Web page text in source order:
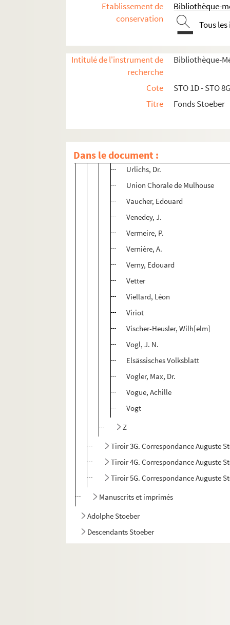
Etablissement de
conservation
Bibliothèque-
Tous
Intitulé de l'instrument de
recherche
Bibliothèque-
Cote
STO 1D - STO
Titre
Fonds Stoeber
Dans le document :
K.b
Ma-Me
N
O
Ulrich
Urlichs, Dr.
Union Chorale de Mulhouse
Vaucher, Edouard
Venedey, J.
Vermeire, P.
Vernière, A.
Verny, Edouard
Vetter
Viellard, Léon
Viriot
Vischer-Heusler, Wilh[elm]
Vogl, J. N.
Elsässisches Volksblatt
Vogler, Max, Dr.
Vogue, Achille
Vogt
Z
Tiroir 3G. Correspondance Auguste
Tiroir 4G. Correspondance Auguste
Tiroir 5G. Correspondance Auguste
Manuscrits et imprimés
Adolphe Stoeber
Descendants Stoeber